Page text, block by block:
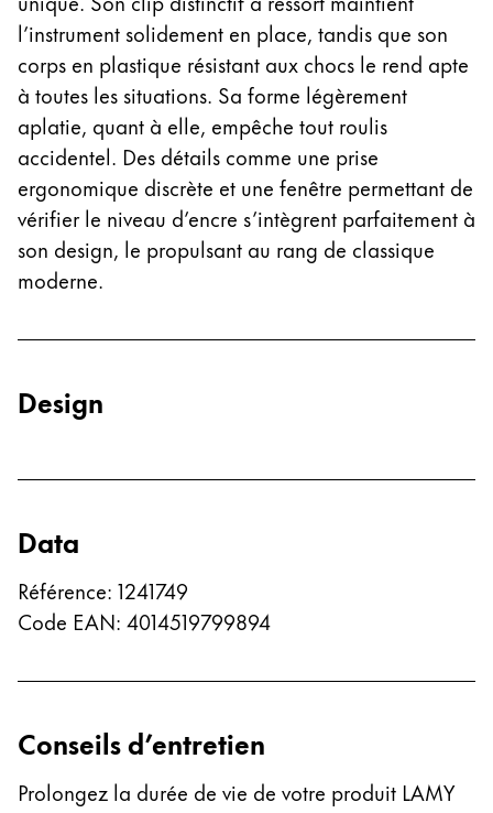
polski
Romania
română
Sweden
svenska
Türkiye
Türkçe
Amérique centrale & Caraïbes
Amérique du Nord
Cette région répertorie les pays et les langues
Brazil
español
Mexico
español
Cette région répertorie les pays et les langues
Cette région répertorie les pays et les langues
l’instrument solidement en place, tandis que son
corps en plastique résistant aux chocs le rend apte
à toutes les situations. Sa forme légèrement
aplatie, quant à elle, empêche tout roulis
accidentel. Des détails comme une prise
ergonomique discrète et une fenêtre permettant de
vérifier le niveau d’encre s’intègrent parfaitement à
son design, le propulsant au rang de classique
moderne.
Design
Data
Référence: 1241749
Code EAN: 4014519799894
Conseils d’entretien
Prolongez la durée de vie de votre produit LAMY